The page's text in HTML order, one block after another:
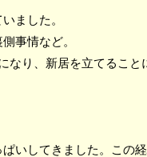
ました。
事情など。
なり、新居を立てるこ
いしてきました。この